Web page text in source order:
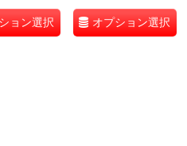
ョン選択 オプション選択